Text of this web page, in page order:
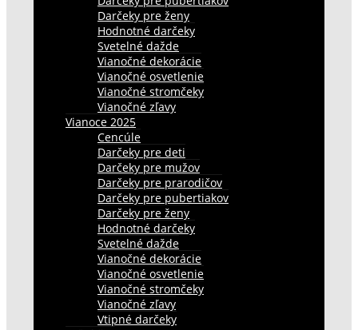
Darčeky pre ženy
Hodnotné darčeky
Svetelné dažde
Vianočné dekorácie
Vianočné osvetlenie
Vianočné stromčeky
Vianočné zľavy
Vianoce 2025
Cencúle
Darčeky pre deti
Darčeky pre mužov
Darčeky pre prarodičov
Darčeky pre pubertiakov
Darčeky pre ženy
Hodnotné darčeky
Svetelné dažde
Vianočné dekorácie
Vianočné osvetlenie
Vianočné stromčeky
Vianočné zľavy
Vtipné darčeky